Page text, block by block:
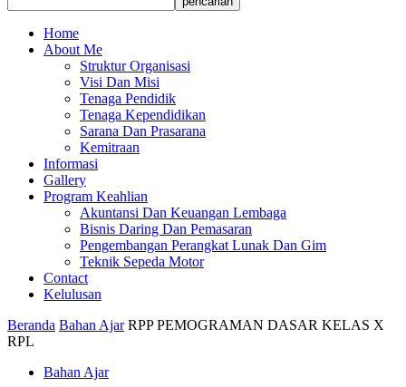
Home
About Me
Struktur Organisasi
Visi Dan Misi
Tenaga Pendidik
Tenaga Kependidikan
Sarana Dan Prasarana
Kemitraan
Informasi
Gallery
Program Keahlian
Akuntansi Dan Keuangan Lembaga
Bisnis Daring Dan Pemasaran
Pengembangan Perangkat Lunak Dan Gim
Teknik Sepeda Motor
Contact
Kelulusan
Beranda Bahan Ajar RPP PEMOGRAMAN DASAR KELAS X
RPL
Bahan Ajar